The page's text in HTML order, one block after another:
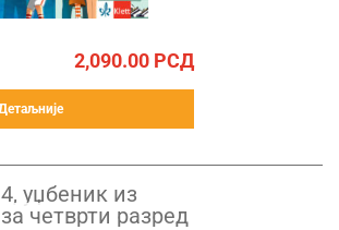
2,090.00 РСД
уџбеник из
четврти разред